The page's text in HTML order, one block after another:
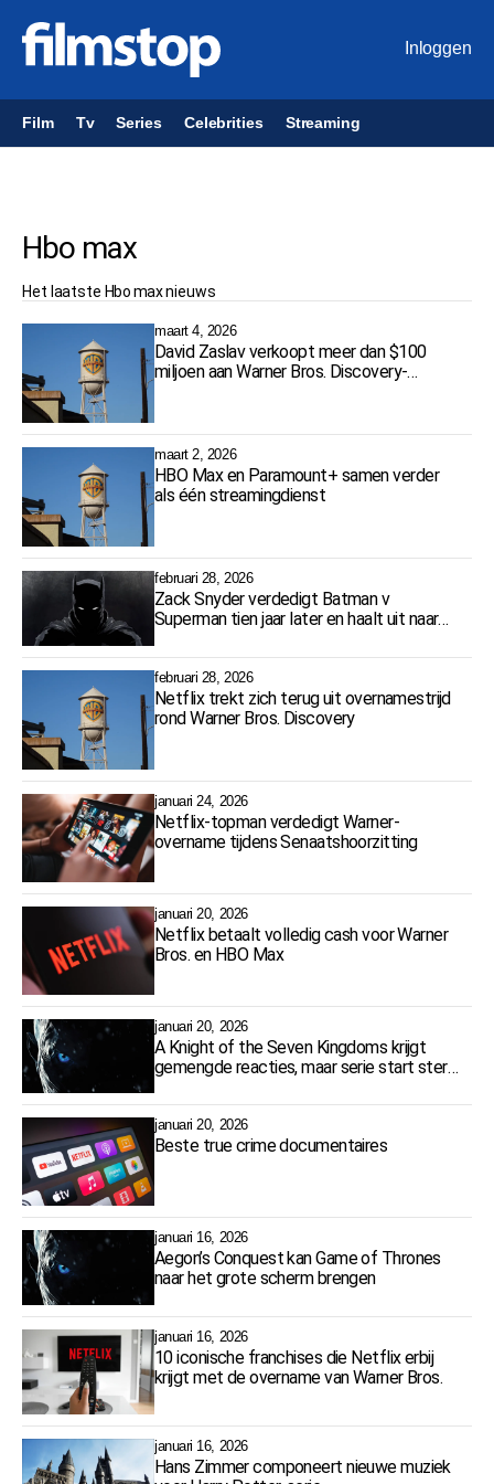
Inloggen
Film Tv Series Celebrities Streaming
Hbo max
Het laatste Hbo maxnieuws
maart 4, 2026
David Zaslav verkoopt meer dan $100
miljoen aan Warner Bros. Discovery-
maart 2, 2026
HBO Max en Paramount+ samen verder
als één streamingdienst
februari 28, 2026
Zack Snyder verdedigt Batman v
Superman tien jaar later en haalt uit naar
februari 28, 2026
Netflix trekt zich terug uit overnamestrijd
rond Warner Bros. Discovery
januari 24, 2026
Netflix-topman verdedigt Warner-
overname tijdens Senaatshoorzitting
januari 20, 2026
Netflix betaalt volledig cash voor Warner
Bros. en HBO Max
januari 20, 2026
A Knight of the Seven Kingdoms krijgt
gemengde reacties, maar serie start sterk
januari 20, 2026
Beste true crime documentaires
januari 16, 2026
Aegon’s Conquest kan Game of Thrones
naar het grote scherm brengen
januari 16, 2026
10 iconische franchises die Netflix erbij
krijgt met de overname van Warner Bros.
januari 16, 2026
Hans Zimmer componeert nieuwe muziek